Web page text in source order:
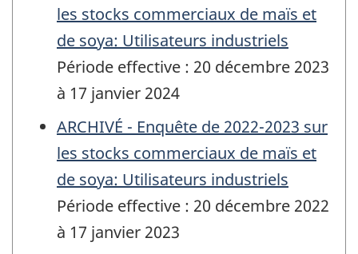
les stocks commerciaux de maïs et
de soya: Utilisateurs industriels
Période effective : 20 décembre 2023
à 17 janvier 2024
ARCHIVÉ - Enquête de 2022-2023 sur
les stocks commerciaux de maïs et
de soya: Utilisateurs industriels
Période effective : 20 décembre 2022
à 17 janvier 2023